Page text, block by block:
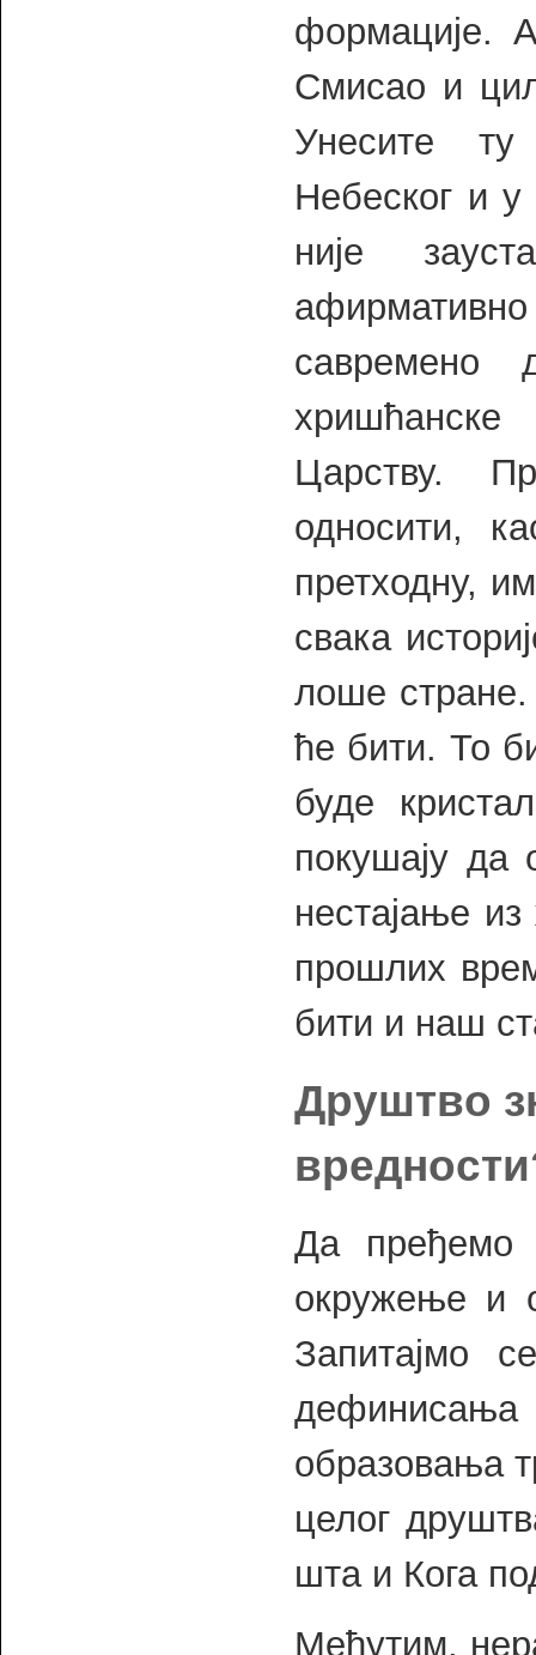
формације.
Смисао и
Унесите
Небеског и
није
савремено
Царству.
односити,
претходну,
свака
лоше стране.
ће бити. То
буде
покушају да
нестајање из
прошлих
бити и наш
Друштво
Да пређемо
окружење и
Запитајмо
образовања
целог
шта и Кога
Међутим,